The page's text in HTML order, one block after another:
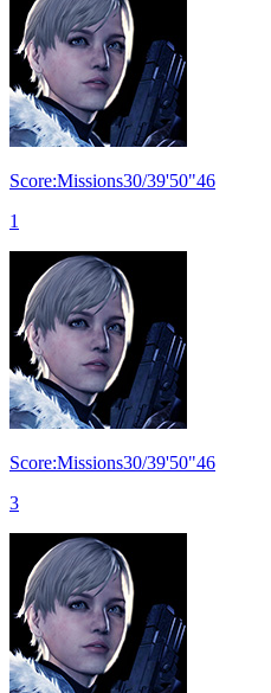
Score:Missions30/39'50"46
1
Score:Missions30/39'50"46
3